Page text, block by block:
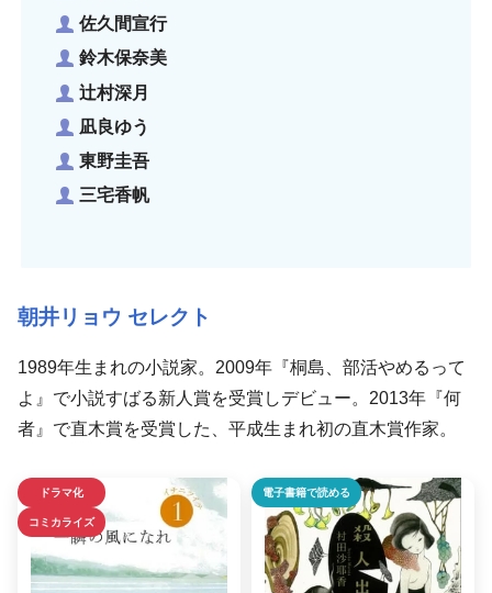
佐久間宣行
鈴木保奈美
辻村深月
凪良ゆう
東野圭吾
三宅香帆
朝井リョウ セレクト
1989年生まれの小説家。2009年『桐島、部活やめるって
よ』で小説すばる新人賞を受賞しデビュー。2013年『何
者』で直木賞を受賞した、平成生まれ初の直木賞作家。
ドラマ化
コミカライズ
電子書籍で読める